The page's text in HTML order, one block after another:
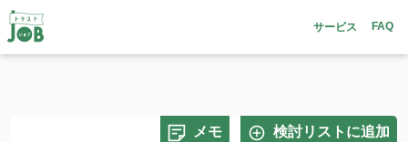
サービス FAQ
メモ 検討リストに追加